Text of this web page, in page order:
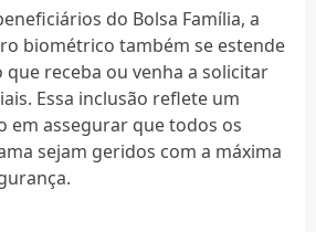
do Bolsa Família, a
biométrico também se estende
receba ou venha a solicitar
Essa inclusão reflete um
em assegurar que todos os
sejam geridos com a máxima